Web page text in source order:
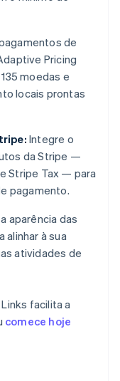
de
Pricing
moedas e
locais prontas
Integre o
da Stripe —
Stripe Tax — para
pagamento.
aparência das
alinhar à sua
atividades de
facilita a
comece hoje